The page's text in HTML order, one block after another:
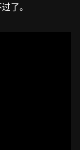
了。